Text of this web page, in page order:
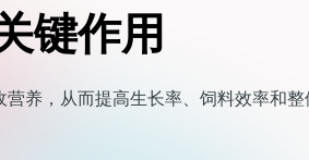
键作用
养，从而提高生长率、饲料效率和